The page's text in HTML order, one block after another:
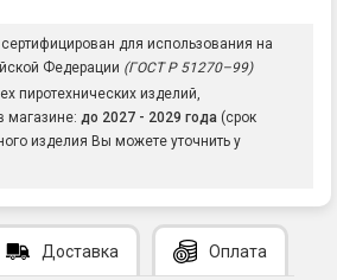
для использования на
Федерации (ГОСТ Р 51270–99)
пиротехнических изделий,
магазине: до 2027 - 2029 года (срок
изделия Вы можете уточнить у
Доставка Оплата